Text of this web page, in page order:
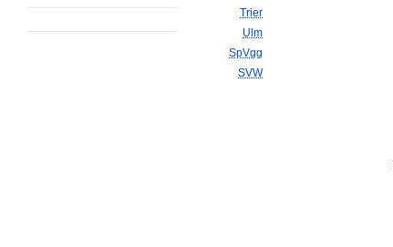
Trier
Ulm
SpVgg
SVW